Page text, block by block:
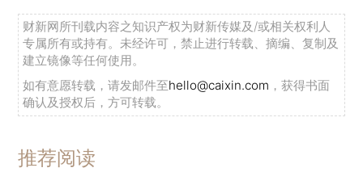
财新网所刊载内容之知识产权为财新传媒及/或相关权利人
专属所有或持有。未经许可，禁止进行转载、摘编、复制及
建立镜像等任何使用。
如有意愿转载，请发邮件至hello@caixin.com ，获得书面
确认及授权后，方可转载。
推荐阅读